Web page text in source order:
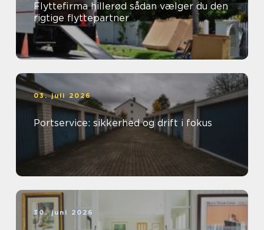
Flyttefirma hillerød sådan vælger du den
rigtige flyttepartner
03. juli 2026
Portservice: sikkerhed og drift i fokus
30. juni 2026